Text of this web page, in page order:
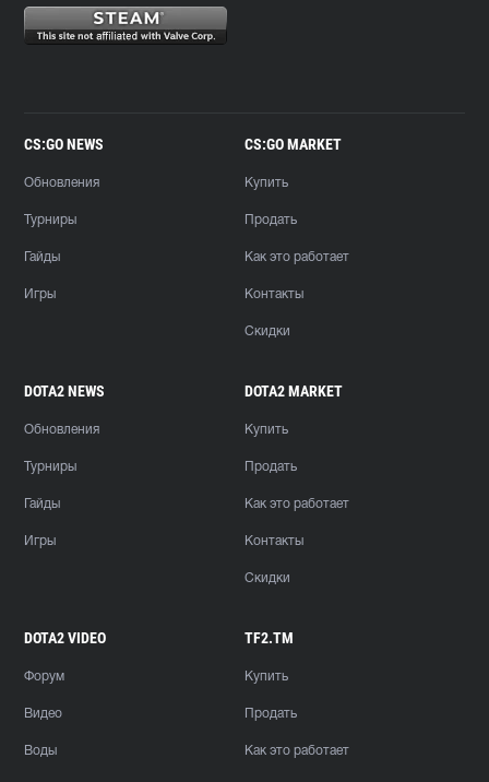
CS:GO NEWS
Обновления
Турниры
Гайды
Игры
CS:GO MARKET
Купить
Продать
Как это работает
Контакты
Скидки
DOTA2 NEWS
Обновления
Турниры
Гайды
Игры
DOTA2 MARKET
Купить
Продать
Как это работает
Контакты
Скидки
DOTA2 VIDEO
Форум
Видео
Воды
TF2.TM
Купить
Продать
Как это работает